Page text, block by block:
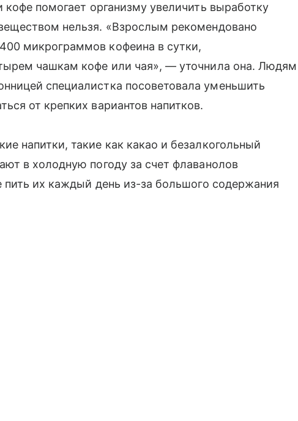
кофе помогает организму увеличить выработку
нельзя. «Взрослым рекомендовано
микрограммов кофеина в сутки,
чашкам кофе или чая», — уточнила она. Людям
специалистка посоветовала уменьшить
от крепких вариантов напитков.
напитки, такие как какао и безалкогольный
в холодную погоду за счет флаванолов
пить их каждый день из-за большого содержания